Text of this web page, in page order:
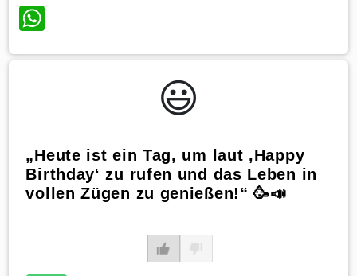
WhatsApp
😃️
„Heute ist ein Tag, um laut ‚Happy
Birthday‘ zu rufen und das Leben in
vollen Zügen zu genießen!“ 🥳📣